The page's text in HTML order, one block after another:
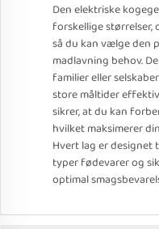
Den elektriske
forskellige størrelser,
så du kan vælge den
madlavning behov.
familier eller
store måltider
sikrer, at du kan
hvilket maksimerer
Hvert lag er designet
typer fødevarer og
optimal